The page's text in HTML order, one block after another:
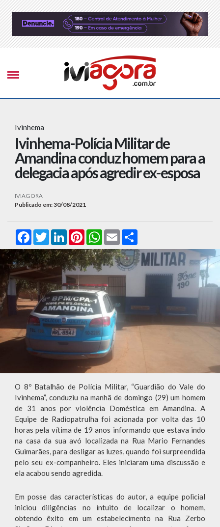
Ivinhema
Ivinhema-Polícia Militar de
Amandina conduz homem para a
delegacia após agredir ex-esposa
IVIAGORA
Publicado em: 30/08/2021
FacebookTwitterLinkedInPinterestWhatsApp
Email
O 8º Batalhão de Polícia Militar, “Guardião do Vale do
Ivinhema”, conduziu na manhã de domingo (29) um homem
de 31 anos por violência Doméstica em Amandina. A
Equipe de Radiopatrulha foi acionada por volta das 10
horas pela vítima de 19 anos informando que estava indo
na casa da sua avó localizada na Rua Mario Fernandes
Guimarães, para desligar as luzes, quando foi surpreendida
pelo seu ex-companheiro. Eles iniciaram uma discussão e
ela acabou sendo agredida.
Em posse das características do autor, a equipe policial
iniciou diligências no intuito de localizar o homem,
obtendo êxito em um estabelecimento na Rua Zerbo